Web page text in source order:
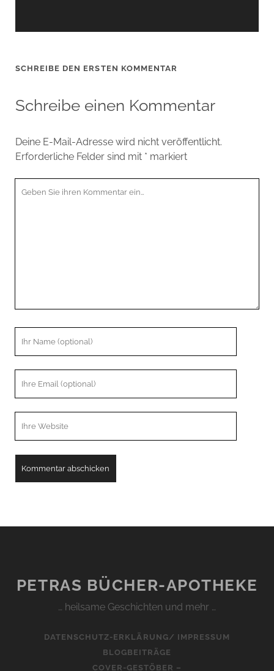
SCHREIBE DEN ERSTEN KOMMENTAR
Schreibe einen Kommentar
Deine E-Mail-Adresse wird nicht veröffentlicht.
Erforderliche Felder sind mit * markiert
PETRAS BÜCHER-APOTHEKE
… heilsame Geschichten und mehr …
DATENSCHUTZ-ERKLÄRUNG/ IMPRESSUM
BLOGBEITRÄGE
COVER-GESTÖBER –